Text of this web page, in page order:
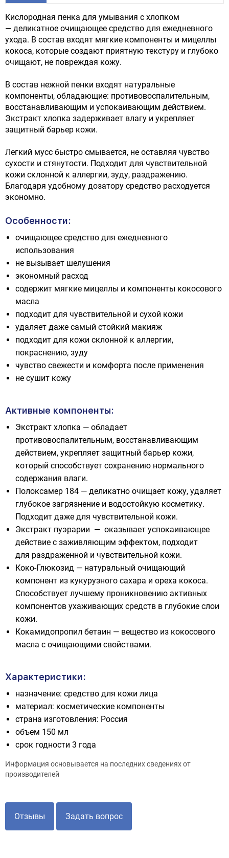
Кислородная пенка для умывания с хлопком
— деликатное очищающее средство для ежедневного
ухода. В состав входят мягкие компоненты и мицеллы
кокоса, которые создают приятную текстуру и глубоко
очищают, не повреждая кожу.
В состав нежной пенки входят натуральные
компоненты, обладающие: противовоспалительным,
восстанавливающим и успокаивающим действием.
Экстракт хлопка задерживает влагу и укрепляет
защитный барьер кожи.
Легкий мусс быстро смывается, не оставляя чувство
сухости и стянутости. Подходит для чувствительной
кожи склонной к аллергии, зуду, раздражению.
Благодаря удобному дозатору средство расходуется
экономно.
Особенности:
очищающее средство для ежедневного
использования
не вызывает шелушения
экономный расход
содержит мягкие мицеллы и компоненты кокосового
масла
подходит для чувствительной и сухой кожи
удаляет даже самый стойкий макияж
подходит для кожи склонной к аллергии,
покраснению, зуду
чувство свежести и комфорта после применения
не сушит кожу
Активные компоненты:
Экстракт хлопка — обладает
противовоспалительным, восстанавливающим
действием, укрепляет защитный барьер кожи,
который способствует сохранению нормального
содержания влаги.
Полоксамер 184 — деликатно очищает кожу, удаляет
глубокое загрязнение и водостойкую косметику.
Подходит даже для чувствительной кожи.
Экстракт пуэрарии — оказывает успокаивающее
действие с заживляющим эффектом, подходит
для раздраженной и чувствительной кожи.
Коко-Глюкозид — натуральный очищающий
компонент из кукурузного сахара и ореха кокоса.
Способствует лучшему проникновению активных
компонентов ухаживающих средств в глубокие слои
кожи.
Кокамидопропил бетаин — вещество из кокосового
масла с очищающими свойствами.
Характеристики:
назначение: средство для кожи лица
материал: косметические компоненты
страна изготовления: Россия
объем 150 мл
срок годности 3 года
Информация основывается на последних сведениях от
производителей
Отзывы Задать вопрос